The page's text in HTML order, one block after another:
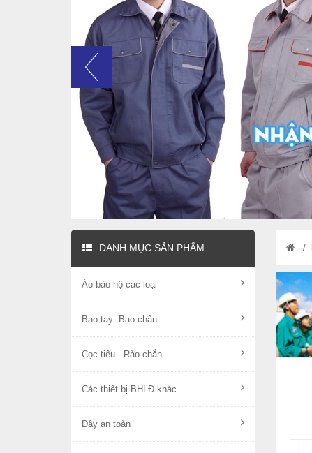
DANH MỤC SẢN PHẨM
Áo bảo hộ các loại
Bao tay- Bao chân
Cọc tiêu - Rào chắn
Các thiết bị BHLĐ khác
Dây an toàn
/